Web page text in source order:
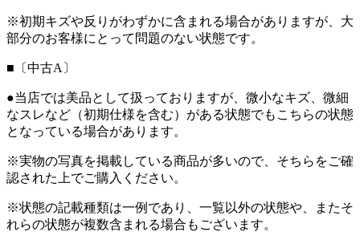
※初期キズや反りがわずかに含まれる場合がありますが、大
部分のお客様にとって問題のない状態です。
■〔中古A〕
●当店では美品として扱っておりますが、微小なキズ、微細
なスレなど（初期仕様を含む）がある状態でもこちらの状態
となっている場合があります。
※実物の写真を掲載している商品が多いので、そちらをご確
認された上でご購入ください。
※状態の記載種類は一例であり、一覧以外の状態や、またそ
れらの状態が複数含まれる場合もございます。